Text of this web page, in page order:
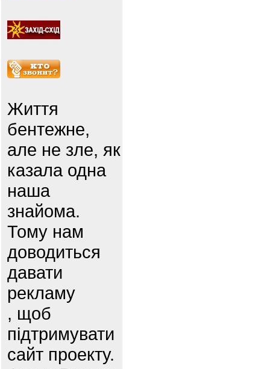
Життя
бентежне,
але не зле, як
казала одна
наша
знайома.
Тому нам
доводиться
давати
рекламу
, щоб
підтримувати
сайт проекту.